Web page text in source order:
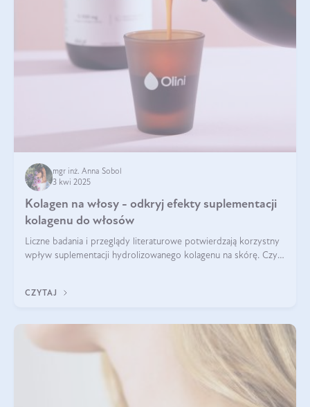
mgr inż. Anna Sobol
3 kwi 2025
Kolagen na włosy - odkryj efekty suplementacji
kolagenu do włosów
Liczne badania i przeglądy literaturowe potwierdzają korzystny
wpływ suplementacji hydrolizowanego kolagenu na skórę. Czy
CZYTAJ